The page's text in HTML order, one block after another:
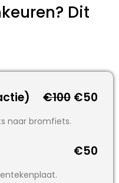
Dit
€100 €50
naar bromfiets.
€50